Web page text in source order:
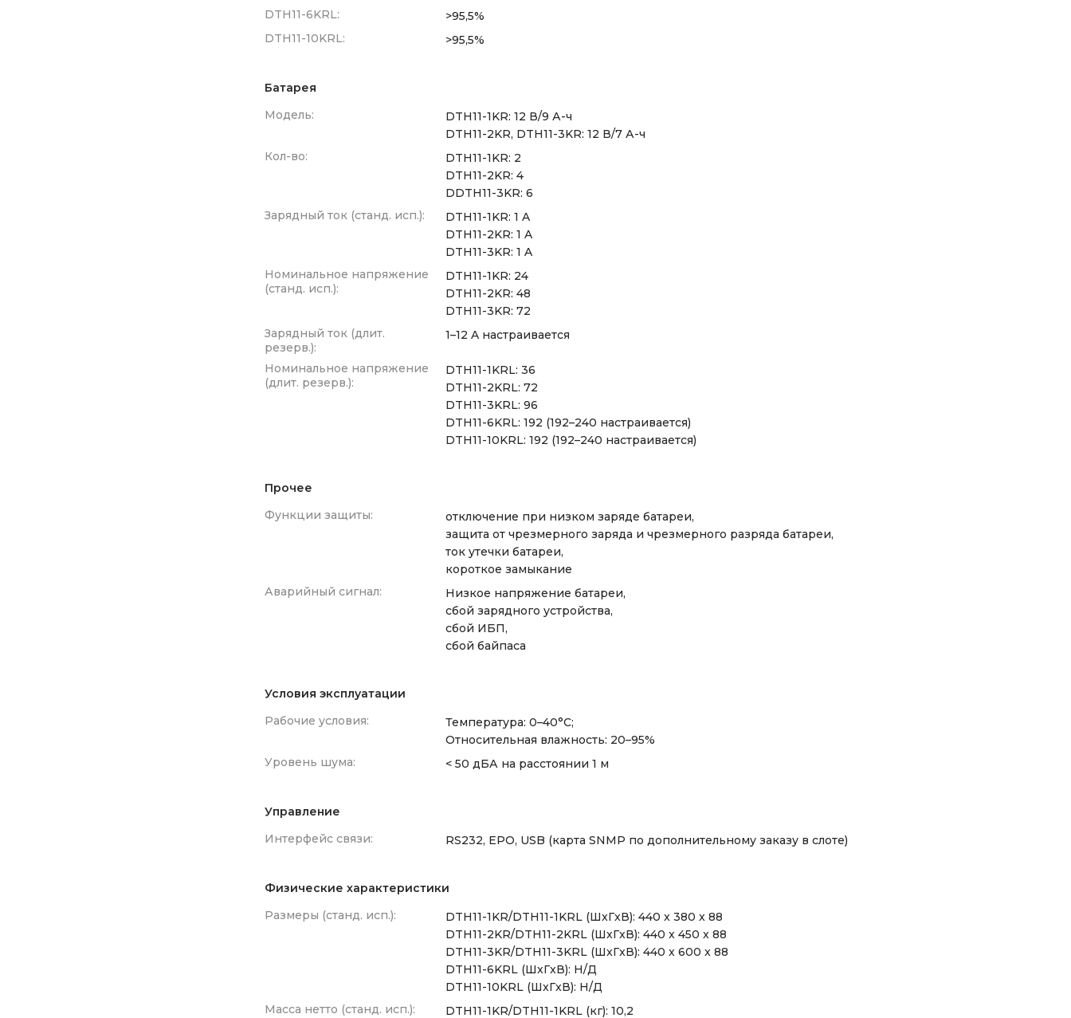
DTH11-6KRL:
>95,5%
DTH11-10KRL:
>95,5%
Батарея
Модель:
DTH11-1KR: 12 В/9 А-ч
DTH11-2KR, DTH11-3KR: 12 В/7 А-ч
Кол-во:
DTH11-1KR: 2
DTH11-2KR: 4
DDTH11-3KR: 6
Зарядный ток (cтанд. исп.):
DTH11-1KR: 1 A
DTH11-2KR: 1 A
DTH11-3KR: 1 A
Номинальное напряжение
(cтанд. исп.):
DTH11-1KR: 24
DTH11-2KR: 48
DTH11-3KR: 72
Зарядный ток (длит.
резерв.):
1–12 A настраивается
Номинальное напряжение
(длит. резерв.):
DTH11-1KRL: 36
DTH11-2KRL: 72
DTH11-3KRL: 96
DTH11-6KRL: 192 (192–240 настраивается)
DTH11-10KRL: 192 (192–240 настраивается)
Прочее
Функции защиты:
отключение при низком заряде батареи,
защита от чрезмерного заряда и чрезмерного разряда батареи,
ток утечки батареи,
короткое замыкание
Аварийный сигнал:
Низкое напряжение батареи,
сбой зарядного устройства,
сбой ИБП,
сбой байпаса
Условия эксплуатации
Рабочие условия:
Температура: 0–40°C;
Относительная влажность: 20–95%
Уровень шума:
< 50 дБА на расстоянии 1 м
Управление
Интерфейс связи:
RS232, EPO, USB (карта SNMP по дополнительному заказу в слоте)
Физические характеристики
Размеры (cтанд. исп.):
DTH11-1KR/DTH11-1KRL (ШxГxВ): 440 x 380 x 88
DTH11-2KR/DTH11-2KRL (ШxГxВ): 440 x 450 x 88
DTH11-3KR/DTH11-3KRL (ШxГxВ): 440 x 600 x 88
DTH11-6KRL (ШxГxВ): Н/Д
DTH11-10KRL (ШxГxВ): Н/Д
Масса нетто (cтанд. исп.):
DTH11-1KR/DTH11-1KRL (кг): 10,2